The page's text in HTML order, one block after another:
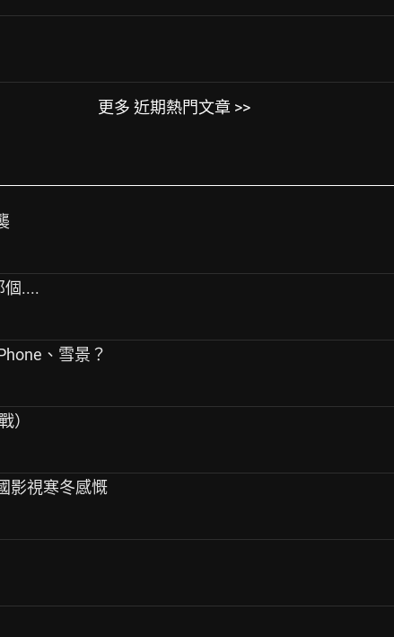
更多 近期熱門文章 >>
個....
、雪景？
）
影視寒冬感慨